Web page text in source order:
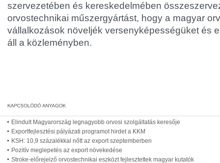
szervezetében és kereskedelmében
orvostechnikai műszergyártást, hogy a magyar
vállalkozások növeljék versenyképességüket és
áll a közleményben.
Elindult Magyarország legnagyobb orvosi szolgáltatás keresője
Exportfejlesztési pályázati programot hirdet a KKM
KSH: 10,9 százalékkal nőtt az export szeptemberben
Pozitív meglepetés az export növekedése
Stroke-előrejelző orvostechnikai eszközt fejlesztettek magyar kutatók